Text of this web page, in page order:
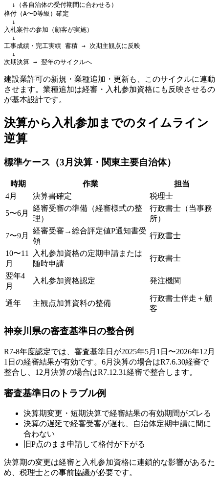
  ↓（各自治体の受付期間に合わせる）
格付（A〜D等級）確定
  ↓
入札案件の参加（顧客が実施）
  ↓
工事成績・完工実績 蓄積 → 次期主観点に反映
  ↓
建設業許可の新規・業種追加・更新も、このサイクルに連動
させます。業種追加は経審・入札参加資格にも反映させるの
が基本設計です。
決算から入札参加までのタイムライン
逆算
標準ケース（3月決算・関東主要自治体）
時期 作業
担当
4月
決算書確定 税理士
5〜6月
経審受審の準備（経審様式の整
理）
行政書士（当事務
所）
7〜9月
経審受審→総合評定値P通知書受
領
行政書士
10〜11
月
入札参加資格の定期申請または
随時申請
行政書士
翌年4
月
入札参加資格認定 発注機関
通年 主観点加算資料の整備
行政書士伴走＋顧
客
神奈川県の審査基準日の整合例
R7-8年度認定では、審査基準日が2025年5月1日〜2026年12月
1日の経審結果が有効です。6月決算の場合はR7.6.30経審で
整合し、12月決算の場合はR7.12.31経審で整合します。
審査基準日のトラブル例
決算期変更・短期決算で経審結果の有効期間がズレる
決算の遅延で経審受審が遅れ、自治体定期申請に間に
合わない
旧P点のまま申請して格付が下がる
決算期の変更は経審と入札参加資格に連鎖的な影響があるた
め、税理士との事前協議が必要です。